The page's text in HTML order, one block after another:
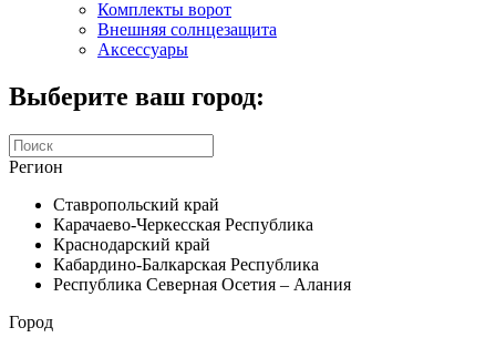
Комплекты ворот
Внешняя солнцезащита
Аксессуары
Выберите ваш город:
Регион
Ставропольский край
Карачаево-Черкесская Республика
Краснодарский край
Кабардино-Балкарская Республика
Республика Северная Осетия – Алания
Город